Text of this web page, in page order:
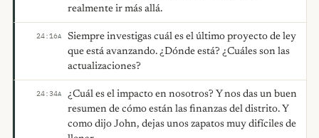
realmente ir más allá.
24:16A
Siempre investigas cuál es el último proyecto de ley
que está avanzando. ¿Dónde está? ¿Cuáles son las
actualizaciones?
24:34A
¿Cuál es el impacto en nosotros? Y nos das un buen
resumen de cómo están las finanzas del distrito. Y
como dijo John, dejas unos zapatos muy difíciles de